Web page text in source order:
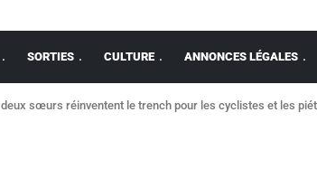
SORTIES CULTURE ANNONCES LÉGALES
deux sœurs réinventent le trench pour les cyclistes et les